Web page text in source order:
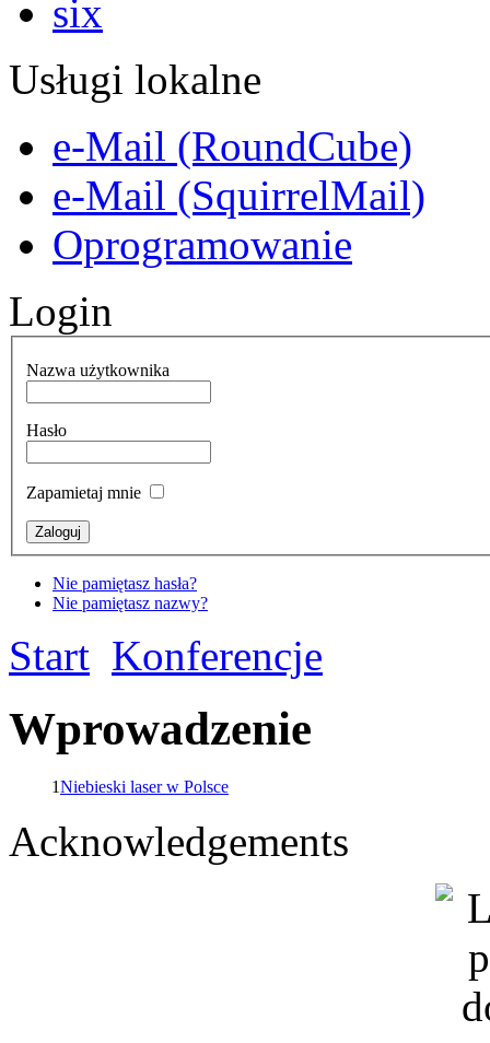
Usługi lokalne
e-Mail (RoundCube)
e-Mail (SquirrelMail)
Oprogramowanie
Login
Nazwa użytkownika
Hasło
Zapamietaj mnie
Nie pamiętasz hasła?
Nie pamiętasz nazwy?
Start Konferencje
Wprowadzenie
1Niebieski laser w Polsce
Acknowledgements